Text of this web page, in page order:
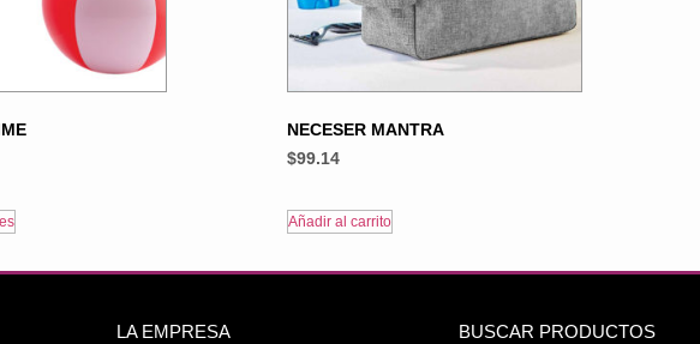
NECESER MANTRA
$99.14
Añadir al carrito
LA EMPRESA BUSCAR PRODUCTOS